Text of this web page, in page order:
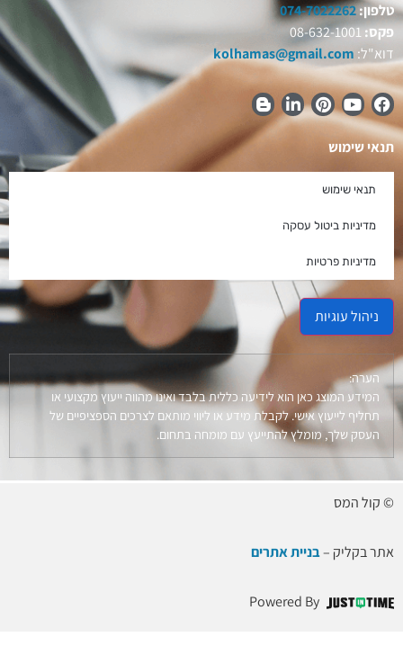
טלפון:074-7022262
פקס:08-632-1001
דוא"ל:kolhamas@gmail.com
תנאי שימוש
תנאי שימוש
מדיניות ביטול עסקה
מדיניות פרטיות
ניהול עוגיות
הערה:
המידע המוצג כאן הוא לידיעה כללית בלבד ואינו מהווה ייעוץ מקצועי או
תחליף לייעוץ אישי. לקבלת מידע או ליווי מותאם לצרכים הספציפיים של
העסק שלך, מומלץ להתייעץ עם מומחה בתחום.
© קול המס
אתר בקליק – בניית אתרים
Powered By